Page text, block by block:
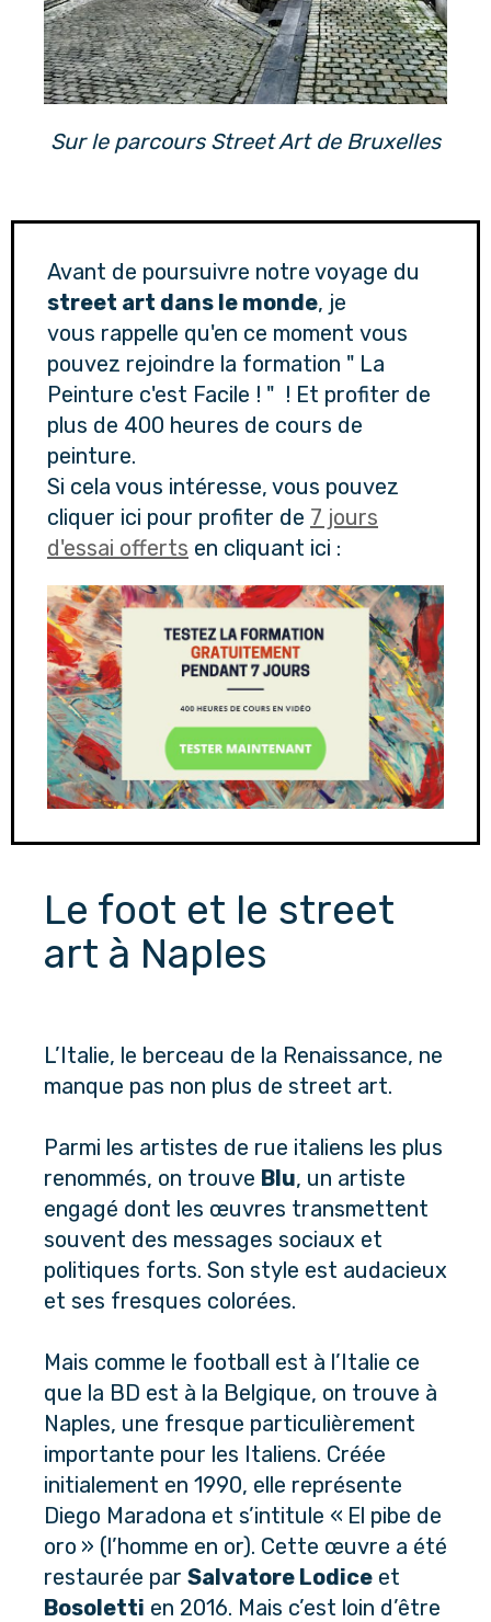
Sur le parcours Street Art de Bruxelles
Avant de poursuivre notre voyage du
street art dans le monde, je
vous rappelle qu'en ce moment vous
pouvez rejoindre la formation " La
Peinture c'est Facile ! " ! Et profiter de
plus de 400 heures de cours de
peinture.
Si cela vous intéresse, vous pouvez
cliquer ici pour profiter de 7 jours
d'essai offerts en cliquant ici :
Le foot et le street
art à Naples
L’Italie, le berceau de la Renaissance, ne
manque pas non plus de street art.
Parmi les artistes de rue italiens les plus
renommés, on trouve Blu, un artiste
engagé dont les œuvres transmettent
souvent des messages sociaux et
politiques forts. Son style est audacieux
et ses fresques colorées.
Mais comme le football est à l’Italie ce
que la BD est à la Belgique, on trouve à
Naples, une fresque particulièrement
importante pour les Italiens. Créée
initialement en 1990, elle représente
Diego Maradona et s’intitule « El pibe de
oro » (l’homme en or). Cette œuvre a été
restaurée par Salvatore Lodice
Bosoletti en 2016. Mais c’est loin d’être